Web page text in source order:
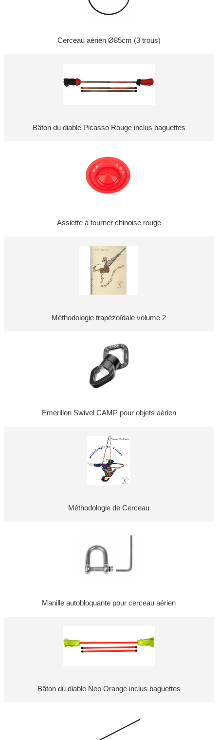
Cerceau aérien Ø85cm (3 trous)
Bâton du diable Picasso Rouge inclus baguettes
Assiette à tourner chinoise rouge
Méthodologie trapézoïdale volume 2
Emerillon Swivel CAMP pour objets aérien
Méthodologie de Cerceau
Manille autobloquante pour cerceau aérien
Bâton du diable Neo Orange inclus baguettes